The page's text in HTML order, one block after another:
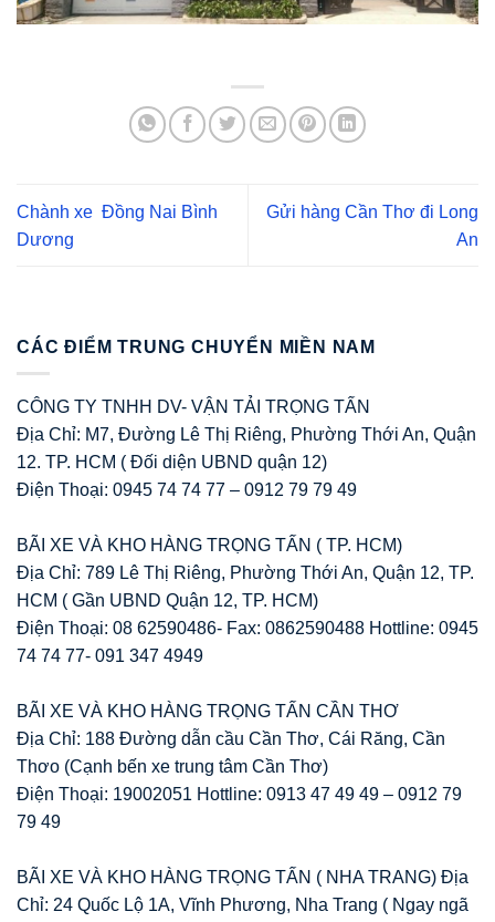
Chành xe Đồng Nai Bình
Dương
Gửi hàng Cần Thơ đi Long
An
CÁC ĐIỂM TRUNG CHUYỂN MIỀN NAM
CÔNG TY TNHH DV- VẬN TẢI TRỌNG TẤN
Địa Chỉ: M7, Đường Lê Thị Riêng, Phường Thới An, Quận
12. TP. HCM ( Đối diện UBND quận 12)
Điện Thoại: 0945 74 74 77 – 0912 79 79 49
BÃI XE VÀ KHO HÀNG TRỌNG TẤN ( TP. HCM)
Địa Chỉ: 789 Lê Thị Riêng, Phường Thới An, Quận 12, TP.
HCM ( Gần UBND Quận 12, TP. HCM)
Điện Thoại: 08 62590486- Fax: 0862590488 Hottline: 0945
74 74 77- 091 347 4949
BÃI XE VÀ KHO HÀNG TRỌNG TẤN CẦN THƠ
Địa Chỉ: 188 Đường dẫn cầu Cần Thơ, Cái Răng, Cần
Thơo (Cạnh bến xe trung tâm Cần Thơ)
Điện Thoại: 19002051 Hottline: 0913 47 49 49 – 0912 79
79 49
BÃI XE VÀ KHO HÀNG TRỌNG TẤN ( NHA TRANG) Địa
Chỉ: 24 Quốc Lộ 1A, Vĩnh Phương, Nha Trang ( Ngay ngã